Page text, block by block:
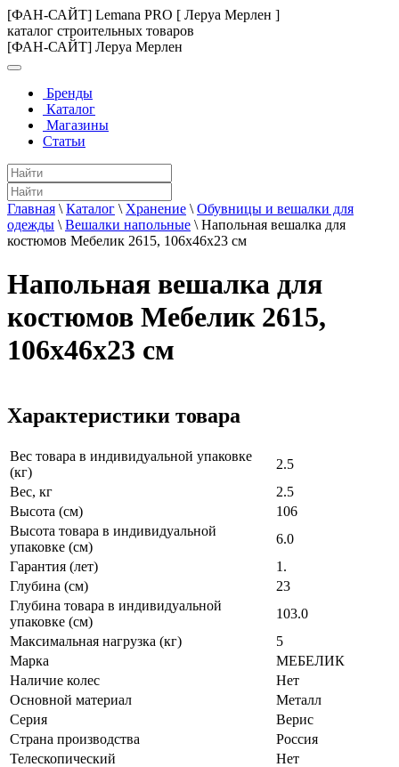
[ФАН-САЙТ] Lemana PRO [ Леруа Мерлен ]
каталог строительных товаров
[ФАН-САЙТ] Леруа Мерлен
Бренды
Каталог
Магазины
Статьи
Главная \ Каталог \ Хранение \ Обувницы и вешалки для
одежды \ Вешалки напольные \ Напольная вешалка для
костюмов Мебелик 2615, 106х46х23 см
Напольная вешалка для
костюмов Мебелик 2615,
106х46х23 см
Характеристики товара
Вес товара в индивидуальной упаковке
(кг)
2.5
Вес, кг
2.5
Высота (см)
106
Высота товара в индивидуальной
упаковке (см)
6.0
Гарантия (лет)
1.
Глубина (см)
23
Глубина товара в индивидуальной
упаковке (см)
103.0
Максимальная нагрузка (кг)
5
Марка
МЕБЕЛИК
Наличие колес
Нет
Основной материал
Металл
Серия
Верис
Страна производства
Россия
Телескопический
Нет